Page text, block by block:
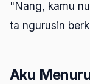
"Nang, kamu
ta ngurusin
Aku